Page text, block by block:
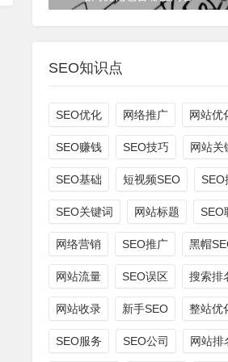
SEO知识点
SEO优化 网络推广 网站优
SEO赚钱 SEO技巧 网站关
SEO基础 短视频SEO SEO
SEO关键词 网站标题 SEO
网络营销 SEO推广 黑帽
网站流量 SEO误区 搜索排
网站收录 新手SEO 整站优
SEO服务 SEO公司 网站排